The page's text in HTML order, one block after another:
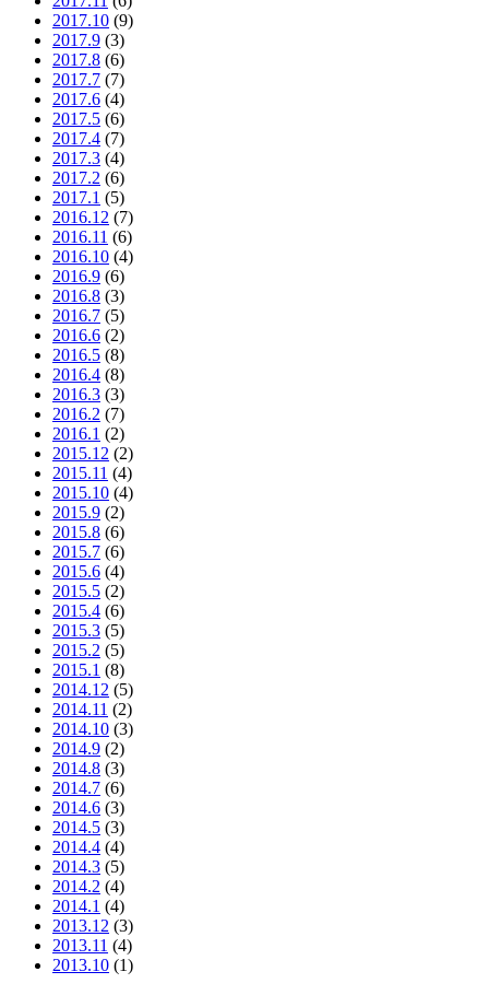
2017.10 (9)
2017.9 (3)
2017.8 (6)
2017.7 (7)
2017.6 (4)
2017.5 (6)
2017.4 (7)
2017.3 (4)
2017.2 (6)
2017.1 (5)
2016.12 (7)
2016.11 (6)
2016.10 (4)
2016.9 (6)
2016.8 (3)
2016.7 (5)
2016.6 (2)
2016.5 (8)
2016.4 (8)
2016.3 (3)
2016.2 (7)
2016.1 (2)
2015.12 (2)
2015.11 (4)
2015.10 (4)
2015.9 (2)
2015.8 (6)
2015.7 (6)
2015.6 (4)
2015.5 (2)
2015.4 (6)
2015.3 (5)
2015.2 (5)
2015.1 (8)
2014.12 (5)
2014.11 (2)
2014.10 (3)
2014.9 (2)
2014.8 (3)
2014.7 (6)
2014.6 (3)
2014.5 (3)
2014.4 (4)
2014.3 (5)
2014.2 (4)
2014.1 (4)
2013.12 (3)
2013.11 (4)
2013.10 (1)